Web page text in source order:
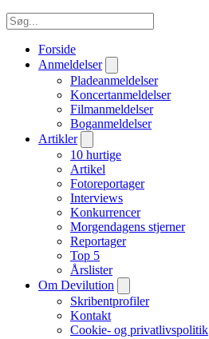
Forside
Anmeldelser
Pladeanmeldelser
Koncertanmeldelser
Filmanmeldelser
Boganmeldelser
Artikler
10 hurtige
Artikel
Fotoreportager
Interviews
Konkurrencer
Morgendagens stjerner
Reportager
Top 5
Årslister
Om Devilution
Skribentprofiler
Kontakt
Cookie- og privatlivspolitik